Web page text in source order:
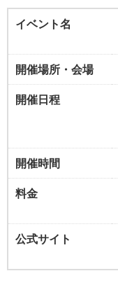
イベント名
開催場所・会場
開催日程
開催時間
料金
公式サイト